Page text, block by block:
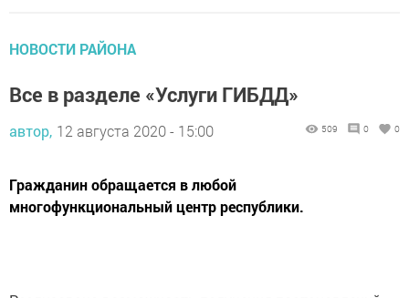
НОВОСТИ РАЙОНА
Все в разделе «Услуги ГИБДД»
многофункциональный центр республики.